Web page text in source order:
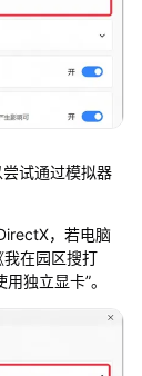
试通过模拟器
，若电脑
在园区搜打
独立显卡”。